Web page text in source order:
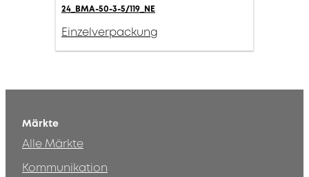
24_BMA-50-3-5/119_NE
Einzelverpackung
Märkte
Alle Märkte
Kommunikation